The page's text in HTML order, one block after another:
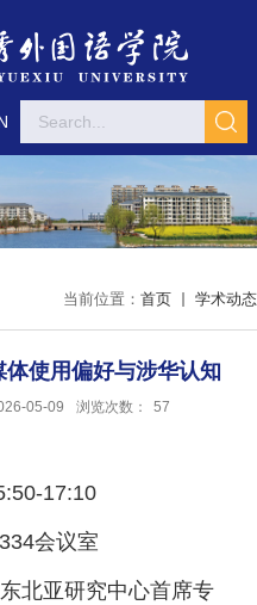
当前位置： 首页 学术动态
体使用偏好与涉华认知
05-09 浏览次数： 57
17:10
会议室
北亚研究中心首席专